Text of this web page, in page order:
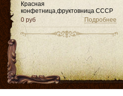
Красная
конфетница,фруктовница СССР
Подробнее
0 руб